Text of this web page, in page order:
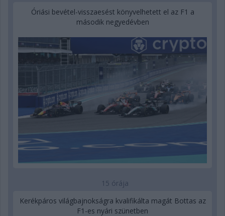
Óriási bevétel-visszaesést könyvelhetett el az F1 a
második negyedévben
15 órája
Kerékpáros világbajnokságra kvalifikálta magát Bottas az
F1-es nyári szünetben